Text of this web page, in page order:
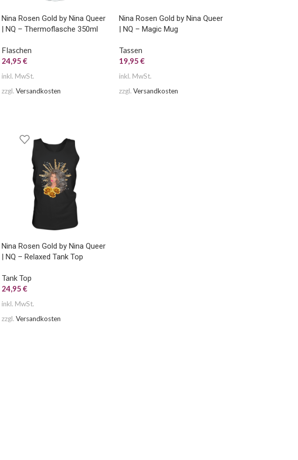
Nina Rosen Gold by Nina Queer
| NQ – Thermoflasche 350ml
Flaschen
24,95 €
inkl. MwSt.
zzgl. Versandkosten
Nina Rosen Gold by Nina Queer
| NQ – Magic Mug
Tassen
19,95€
inkl. MwSt.
zzgl.Versandkosten
Nina Rosen Gold by Nina Queer
| NQ – Relaxed Tank Top
Tank Top
24,95 €
inkl. MwSt.
zzgl. Versandkosten